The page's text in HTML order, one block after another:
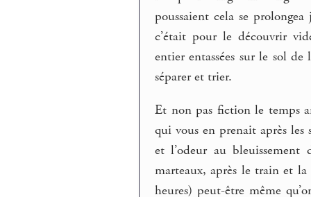
poussaient cela se
c’était pour le découvrir
entier entassées sur le sol
séparer et trier.
Et non pas fiction le temps
qui vous en prenait après
et l’odeur au
marteaux, après le train et
heures) peut-être même